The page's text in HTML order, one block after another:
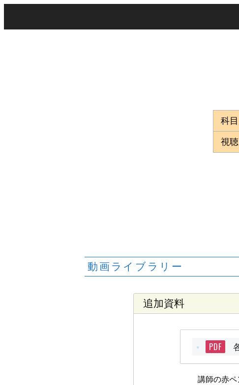
科目
視
動画ライブラリー
追加資料
PDF
講師の赤